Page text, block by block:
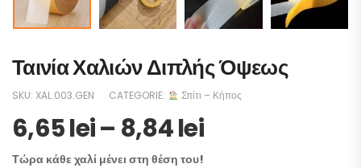
Ταινία Χαλιών Διπλής Όψεως
SKU: XAL.003.GEN CATEGORIE: Σπίτι – Κήπος
6,65lei– 8,84lei
Τώρα κάθε χαλί μένει στη θέση του!